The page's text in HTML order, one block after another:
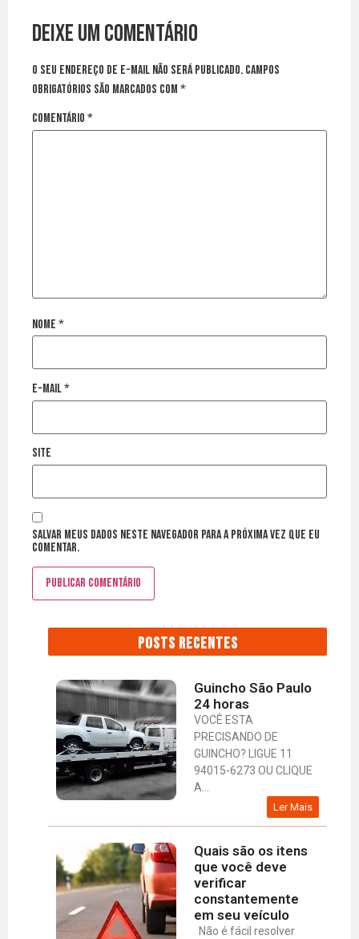
Deixe um comentário
O seu endereço de e-mail não será publicado. Campos
obrigatórios são marcados com *
Comentário *
Nome *
E-mail*
Site
Salvar meus dados neste navegador para a próxima vez que eu
comentar.
POSTS RECENTES
Guincho São Paulo
24 horas
VOCÊ ESTA
PRECISANDO DE
GUINCHO? LIGUE 11
94015-6273 OU CLIQUE
A...
Ler Mais
Quais são os itens
que você deve
verificar
constantemente
em seu veículo
Não é fácil resolver